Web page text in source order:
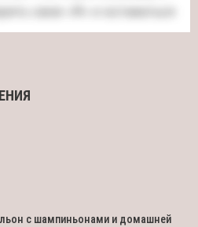
с шампиньонами и домашней